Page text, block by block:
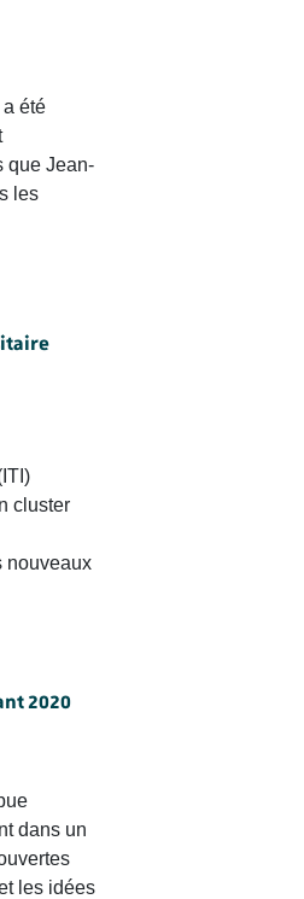
été
que Jean-
les
cluster
nouveaux
2020
dans un
les idées